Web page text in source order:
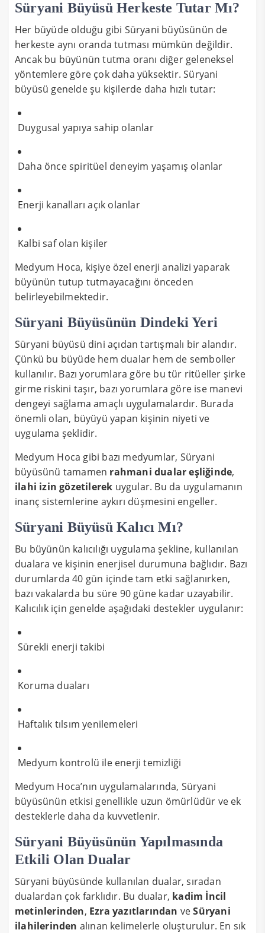
Süryani Büyüsü Herkeste Tutar Mı?
Her büyüde olduğu gibi Süryani büyüsünün de
herkeste aynı oranda tutması mümkün değildir.
Ancak bu büyünün tutma oranı diğer geleneksel
yöntemlere göre çok daha yüksektir. Süryani
büyüsü genelde şu kişilerde daha hızlı tutar:
Duygusal yapıya sahip olanlar
Daha önce spiritüel deneyim yaşamış olanlar
Enerji kanalları açık olanlar
Kalbi saf olan kişiler
Medyum Hoca, kişiye özel enerji analizi yaparak
büyünün tutup tutmayacağını önceden
belirleyebilmektedir.
Süryani Büyüsünün Dindeki Yeri
Süryani büyüsü dini açıdan tartışmalı bir alandır.
Çünkü bu büyüde hem dualar hem de semboller
kullanılır. Bazı yorumlara göre bu tür ritüeller şirke
girme riskini taşır, bazı yorumlara göre ise manevi
dengeyi sağlama amaçlı uygulamalardır. Burada
önemli olan, büyüyü yapan kişinin niyeti ve
uygulama şeklidir.
Medyum Hoca gibi bazı medyumlar, Süryani
büyüsünü tamamen rahmani dualar eşliğinde,
ilahi izin gözetilerek uygular. Bu da uygulamanın
inanç sistemlerine aykırı düşmesini engeller.
Süryani Büyüsü Kalıcı Mı?
Bu büyünün kalıcılığı uygulama şekline, kullanılan
dualara ve kişinin enerjisel durumuna bağlıdır. Bazı
durumlarda 40 gün içinde tam etki sağlanırken,
bazı vakalarda bu süre 90 güne kadar uzayabilir.
Kalıcılık için genelde aşağıdaki destekler uygulanır:
Sürekli enerji takibi
Koruma duaları
Haftalık tılsım yenilemeleri
Medyum kontrolü ile enerji temizliği
Medyum Hoca’nın uygulamalarında, Süryani
büyüsünün etkisi genellikle uzun ömürlüdür ve ek
desteklerle daha da kuvvetlenir.
Süryani Büyüsünün Yapılmasında
Etkili Olan Dualar
Süryani büyüsünde kullanılan dualar, sıradan
dualardan çok farklıdır. Bu dualar, kadim İncil
metinlerinden, Ezra yazıtlarından veSüryani
ilahilerinden alınan kelimelerle oluşturulur. En sık